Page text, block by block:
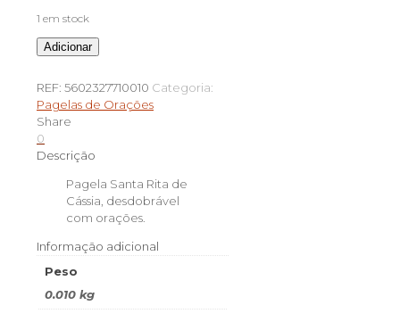
1 em stock
Quantidade
de
Santa
Rita
de
Cássia
Adicionar
REF: 5602327710010 Categoria:
Pagelas de Orações
Share
0
Descrição
Pagela Santa Rita de
Cássia, desdobrável
com orações.
Informação adicional
Peso
0.010 kg